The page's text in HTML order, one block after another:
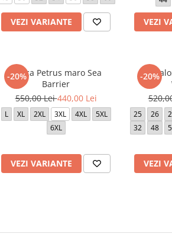
VEZI VARIANTE VEZI
-20%
Geaca Petrus maro Sea
Barrier
550,00 Lei440,00 Lei
L XL 2XL 3XL 4XL
5XL
6XL
VEZI VARIANTE
-20%
25 26
32
48
VEZI